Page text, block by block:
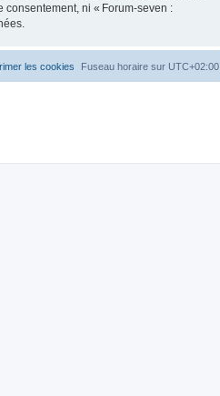
ni « Forum-seven :
Fuseau horaire sur UTC+02:00
les cookies